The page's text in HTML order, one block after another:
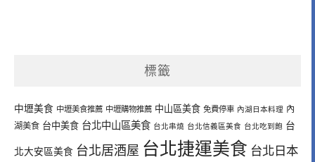
標籤
中壢美食 中壢美食推薦 中壢購物推薦 中山區美食 免費停車 內湖日本料理 內
湖美食 台中美食 台北中山區美食 台北串燒 台北信義區美食 台北吃到飽 台
北大安區美食 台北居酒屋 台北捷運美食 台北日本